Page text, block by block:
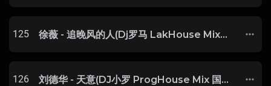
125 徐薇 - 追晚风的人(Dj罗马 LakHouse Mix国语女)
126 刘德华 - 天意(DJ小罗 ProgHouse Mix 国语男)